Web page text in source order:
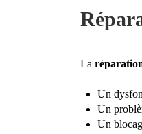
La
Un
Un
Un